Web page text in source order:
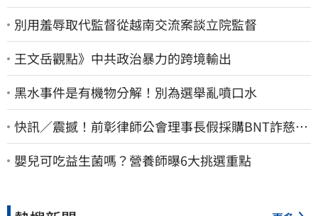
別用羞辱取代監督從越南交流案談立院監督
王文岳觀點》中共政治暴力的跨境輸出
黑水事件是有機物分解！別為選舉亂噴口水
快訊／震撼！前彰律師公會理事長假採購BNT詐慈濟
10億、洗錢囤232kg黃金
嬰兒可吃益生菌嗎？營養師曝6大挑選重點